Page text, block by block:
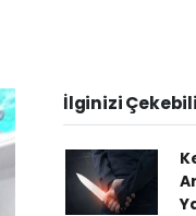
İlginizi